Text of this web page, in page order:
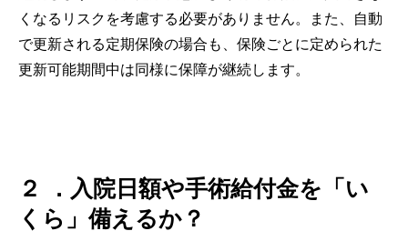
くなるリスクを考慮する必要がありません。また、自動
で更新される定期保険の場合も、保険ごとに定められた
更新可能期間中は同様に保障が継続します。
２ ．入院日額や手術給付金を「い
くら」備えるか？